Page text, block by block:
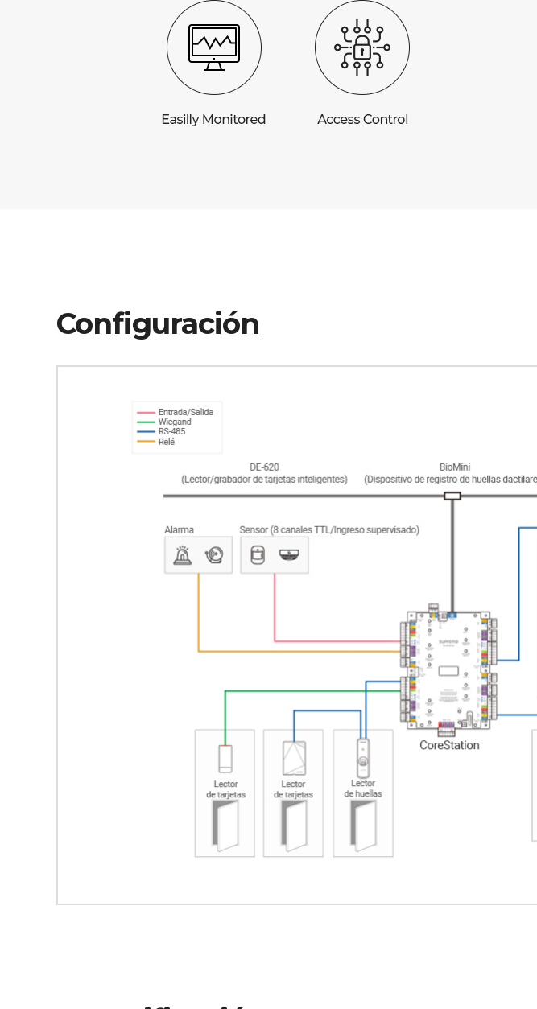
Configuración